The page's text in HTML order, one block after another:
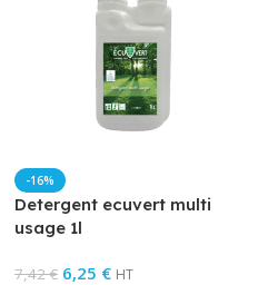
-16%
Detergent ecuvert multi
usage 1l
7,42€ 6,25 € HT